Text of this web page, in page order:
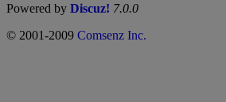
Powered by Discuz! 7.0.0
© 2001-2009 Comsenz Inc.